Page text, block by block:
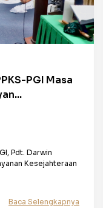
PGI Masa
Pdt. Darwin
Kesejahteraan
Baca Selengkapnya